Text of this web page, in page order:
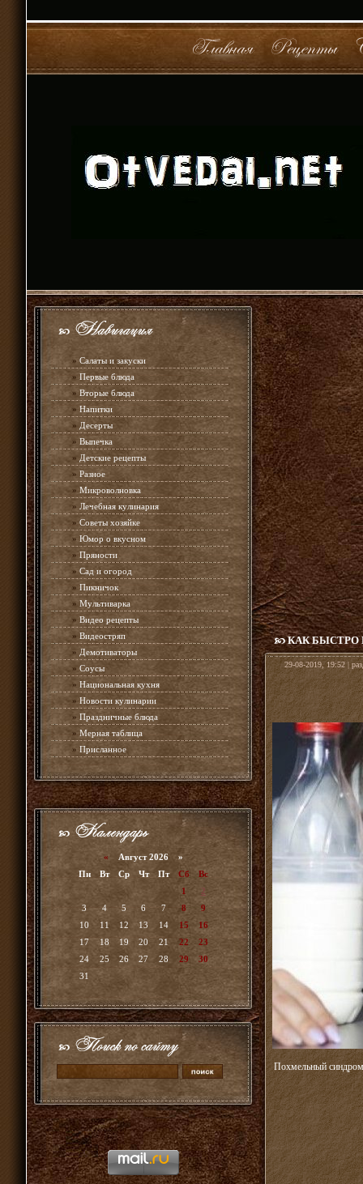
» Салаты и закуски
» Первые блюда
» Вторые блюда
» Напитки
»Десерты
» Выпечка
» Детские рецепты
» Разное
» Микроволновка
» Лечебная кулинария
» Советы хозяйке
» Юмор о вкусном
» Пряности
» Сад и огород
» Пикничок
» Мультиварка
» Видео рецепты
» Видеостряп
» Демотиваторы
» Соусы
» Национальная кухня
» Новости кулинарии
» Праздничные блюда
» Мерная таблица
» Присланное
« Август 2026 »
Пн
Вт Ср Чт Пт Сб
Вс
1
2
3
4 5 6 7 8
9
10
11 12 13 14 15
16
17
18 19 20 21 22
23
24
25 26 27 28 29
30
31
КАК БЫСТРО
29-08-2019, 19:52 |
Похмельный синдром